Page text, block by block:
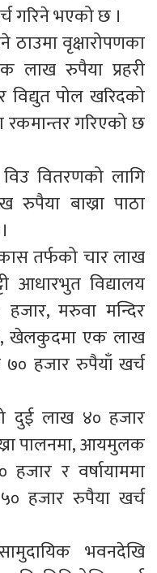
गरिने भएको छ ।
ठाउमा वृक्षारोपणका
लाख रुपैया प्रहरी
विद्युत पोल खरिदको
रकमान्तर गरिएको छ
वितरणको लागि
रुपैया बाख्रा पाठा
तर्फको चार लाख
आधारभुत विद्यालय
मरुवा मन्दिर
खेलकुदमा एक लाख
७० हजार रुपैयाँ खर्च
दुई लाख ४० हजार
पालनमा, आयमुलक
र वर्षायाममा
हजार रुपैया खर्च
भवनदेखि